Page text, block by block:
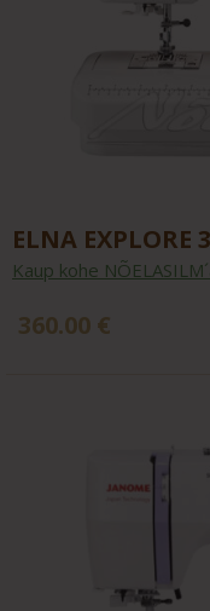
ELNA
Kaup kohe
360.00 €